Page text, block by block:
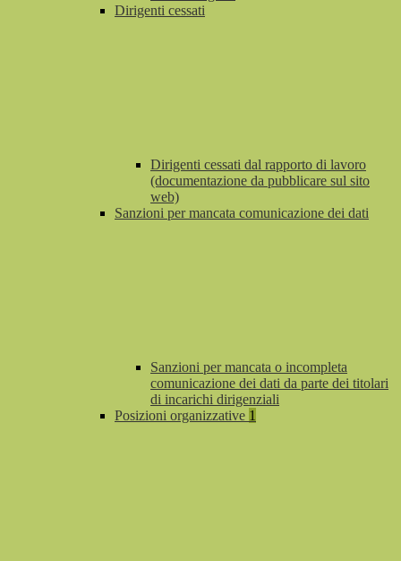
Dirigenti cessati
Dirigenti cessati dal rapporto di lavoro
(documentazione da pubblicare sul sito
web)
Sanzioni per mancata comunicazione dei dati
Sanzioni per mancata o incompleta
comunicazione dei dati da parte dei titolari
di incarichi dirigenziali
Posizioni organizzative 1